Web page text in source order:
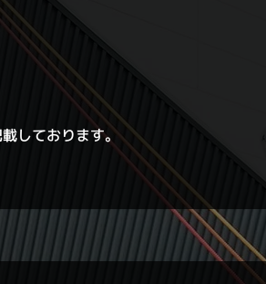
しております。